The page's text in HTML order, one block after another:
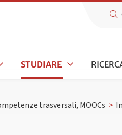
STUDIARE
trasversali, MOOCs >